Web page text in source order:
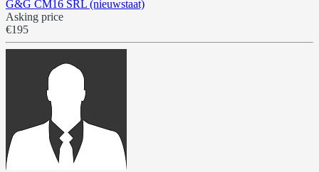
G&G CM16 SRL (nieuwstaat)
Asking price
€195